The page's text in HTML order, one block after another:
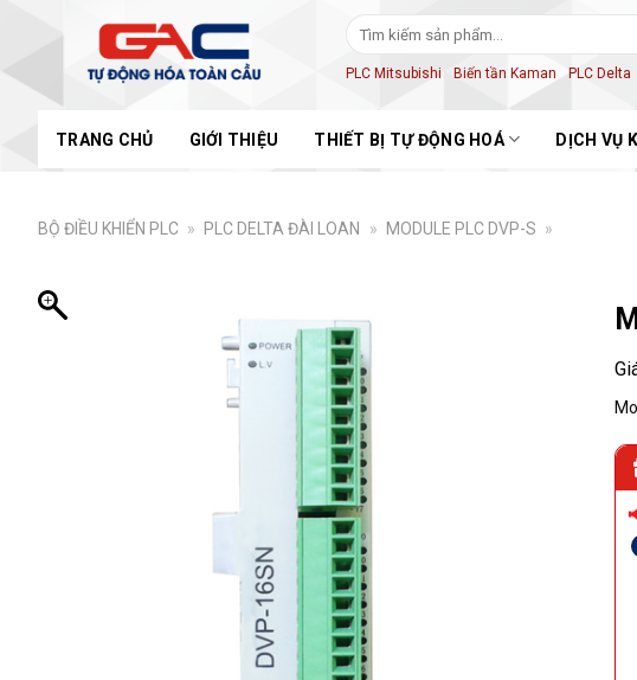
content
PLC Mitsubishi
Biến tần Kaman PLC Delta
TRANG CHỦ GIỚI THIỆU THIẾT BỊ TỰ ĐỘNG HOÁ DỊCH VỤ
BỘ ĐIỀU KHIỂN PLC » PLC DELTA ĐÀI LOAN » MODULE PLC DVP-S »